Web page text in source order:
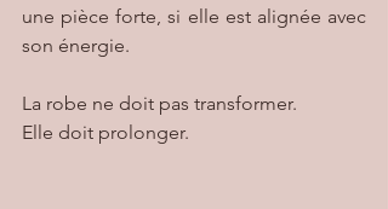
une pièce forte, si elle est alignée avec
son énergie.
La robe ne doit pas transformer.
Elle doit prolonger.